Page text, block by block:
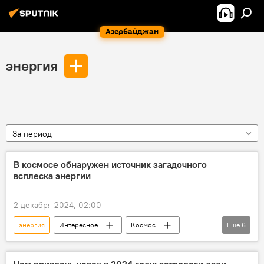
Азербайджан
энергия
За период
В космосе обнаружен источник загадочного
всплеска энергии
2 декабря 2024, 02:00
энергия Интересное
Космос
Вселенная
галактика
Звезда
Еще 6